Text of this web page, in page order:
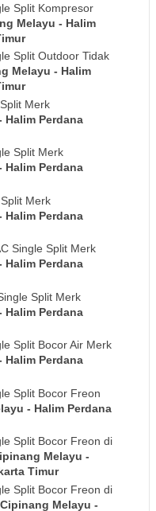
Split Kompresor
Melayu - Halim
Split Outdoor Tidak
Melayu - Halim
Merk
Halim Perdana
Split Merk
Halim Perdana
Merk
Halim Perdana
Single Split Merk
Halim Perdana
Split Merk
Halim Perdana
Split Bocor Air Merk
Halim Perdana
Split Bocor Freon
- Halim Perdana
Split Bocor Freon di
Melayu -
Timur
Split Bocor Freon di
Cipinang Melayu -